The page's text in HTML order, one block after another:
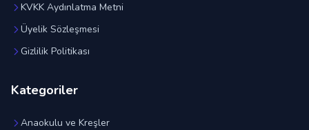
KVKK Aydınlatma Metni
Üyelik Sözleşmesi
Gizlilik Politikası
Kategoriler
Anaokulu ve Kreşler